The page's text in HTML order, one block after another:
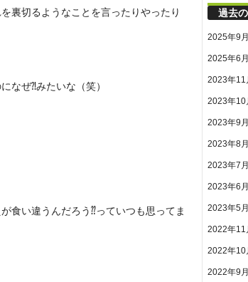
裏切るようなことを言ったりやったり
なぜ⁈みたいな（笑）
食い違うんだろう⁇っていつも思ってま
過去
2025年9月
2025年6月
2023年11
2023年10
2023年9月
2023年8月
2023年7月
2023年6月
2023年5月
2022年11
2022年10
2022年9月